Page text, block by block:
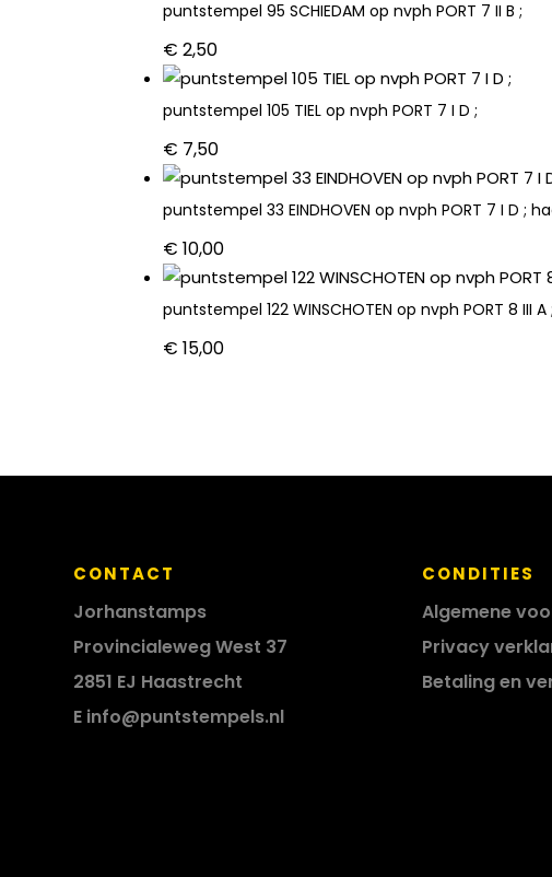
puntstempel 95 SCHIEDAM op nvph PORT 7 II B ;
€ 2,50
puntstempel 105 TIEL op nvph PORT 7 I D ;
€ 7,50
puntstempel 33 EINDHOVEN op nvph PORT 7 I D ;
€ 10,00
puntstempel 122 WINSCHOTEN op nvph PORT 8 III A ;
€ 15,00
CONTACT
Jorhanstamps
Provincialeweg West 37
2851 EJ Haastrecht
E info@puntstempels.nl
CONDITIES
Algemene
Privacy
Betaling en